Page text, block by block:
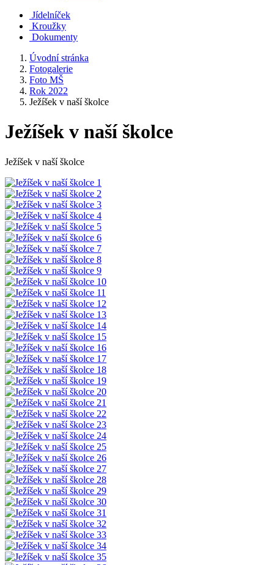
Jídelníček
Kroužky
Dokumenty
Úvodní stránka
Fotogalerie
Foto MŠ
Rok 2022
Ježíšek v naší školce
Ježíšek v naší školce
Ježíšek v naší školce